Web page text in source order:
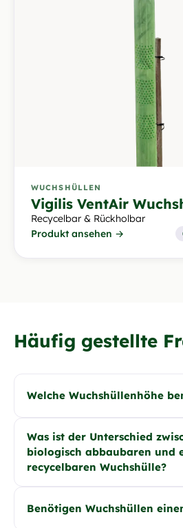
WUCHSHÜLLEN
Vigilis VentAir
Recycelbar & Rückholbar
Produkt ansehen →
Häufig gestellte
Welche Wuchshüllenhöhe
Was ist der Unterschied
biologisch abbaubaren und
recycelbaren Wuchshülle?
Benötigen Wuchshüllen